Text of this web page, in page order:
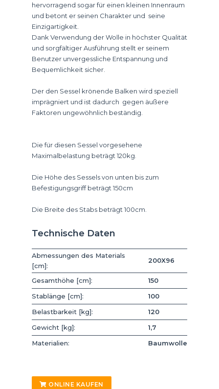
hervorragend sogar für einen kleinen Innenraum
und betont er seinen Charakter und seine
Einzigartigkeit.
Dank Verwendung der Wolle in höchster Qualität
und sorgfältiger Ausführung stellt er seinem
Benutzer unvergessliche Entspannung und
Bequemlichkeit sicher.
Der den Sessel krönende Balken wird speziell
imprägniert und ist dadurch gegen äußere
Faktoren ungewöhnlich beständig.
Die für diesen Sessel vorgesehene
Maximalbelastung beträgt 120kg.
Die Höhe des Sessels von unten bis zum
Befestigungsgriff beträgt 150cm
Die Breite des Stabs beträgt 100cm.
Technische Daten
Abmessungen des Materials
[cm]:
200X96
Gesamthöhe [cm]:
150
Stablänge [cm]:
100
Belastbarkeit [kg]:
120
Gewicht [kg]:
1,7
Materialien:
Baumwolle
ONLINE KAUFEN